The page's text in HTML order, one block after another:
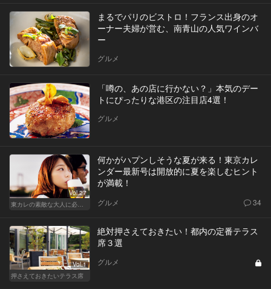
まるでパリのビストロ！フランス出身のオ
ーナー夫婦が営む、南青山の人気ワインバ
ー
グルメ
「噂の、あの店に行かない？」本気のデー
トにぴったりな港区の注目店4選！
グルメ
Vol.27
何かがハプンしそうな夏が来る！東京カレ
ンダー最新号は開放的に夏を楽しむヒント
が満載！
グルメ 34
Vol.1
押さえておきたいテラス席
絶対押さえておきたい！都内の定番テラス
席３選
グルメ